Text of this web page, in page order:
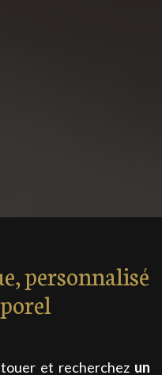
personnalisé
et recherchez un